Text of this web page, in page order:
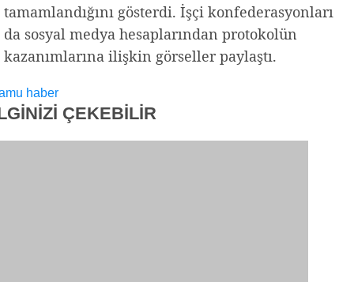
tamamlandığını gösterdi. İşçi konfederasyonları
da sosyal medya hesaplarından protokolün
kazanımlarına ilişkin görseller paylaştı.
haber
ÇEKEBİLİR